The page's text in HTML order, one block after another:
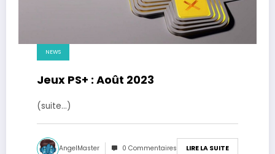
NEWS
Jeux PS+ : Août 2023
(suite…)
AngelMaster 0 Commentaires LIRE LA SUITE